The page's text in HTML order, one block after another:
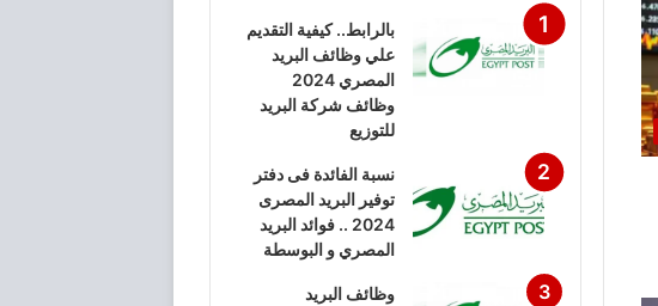
بالرابط.. كيفية التقديم
علي وظائف البريد
المصري 2024
وظائف شركة البريد
للتوزيع
نسبة الفائدة فى دفتر
توفير البريد المصرى
2024 .. فوائد البريد
المصري و البوسطة
وظائف البريد